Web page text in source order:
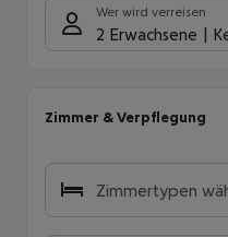
Wer wird verreisen
2 Erwachsene
Zimmer & Verpflegung
Zimmertypen